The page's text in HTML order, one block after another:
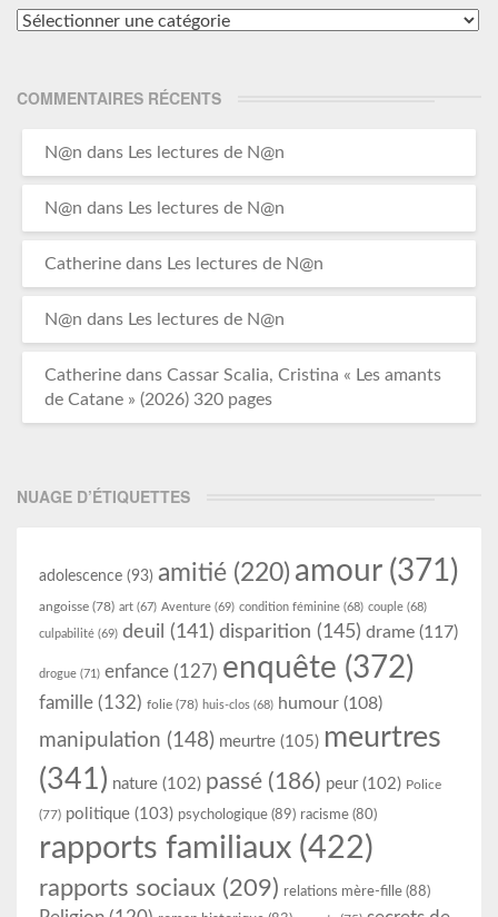
Catégories
COMMENTAIRES RÉCENTS
N@n dans Les lectures de N@n
N@n dans Les lectures de N@n
Catherine dans Les lectures de N@n
N@n dans Les lectures de N@n
Catherine dans Cassar Scalia, Cristina « Les amants
de Catane » (2026) 320 pages
NUAGE D’ÉTIQUETTES
adolescence (93) amitié (220) amour(371)
angoisse (78) art (67) Aventure (69) condition féminine (68) couple (68)
culpabilité (69) deuil (141) disparition (145) drame (117)
drogue (71) enfance (127) enquête (372)
famille (132) folie (78) huis-clos (68) humour (108)
manipulation (148) meurtre (105) meurtres
(341) nature (102) passé (186) peur(102) Police
(77) politique (103) psychologique (89) racisme (80)
rapports familiaux (422)
rapports sociaux (209) relations mère-fille (88)